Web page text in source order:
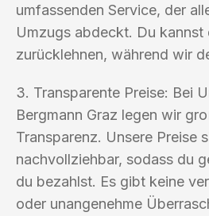
umfassenden Service, der
Umzugs abdeckt. Du kannst
zurücklehnen, während wir
3. Transparente Preise: Bei
Bergmann Graz legen wir
Transparenz. Unsere Preise
nachvollziehbar, sodass du
du bezahlst. Es gibt keine
oder unangenehme